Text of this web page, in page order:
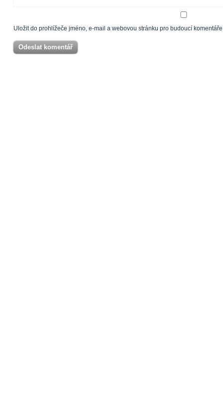
Uložit do prohlížeče jméno, e-mail a webovou stránku pro budoucí